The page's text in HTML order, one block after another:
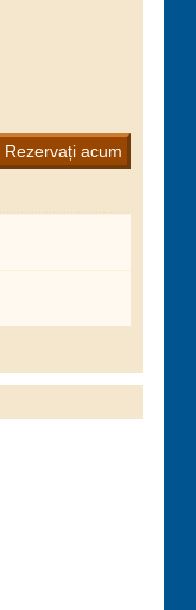
Rezervați acum